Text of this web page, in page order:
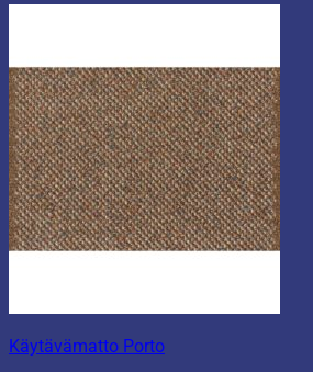
Käytävämatto Porto